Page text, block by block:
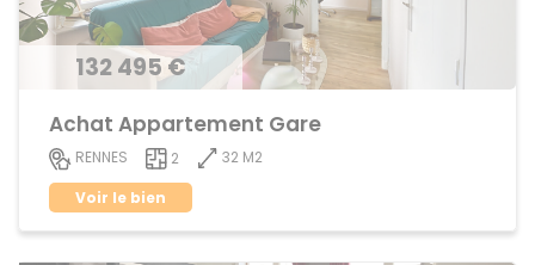
132 495 €
Achat Appartement Gare
RENNES 2
32 M2
Voir le bien